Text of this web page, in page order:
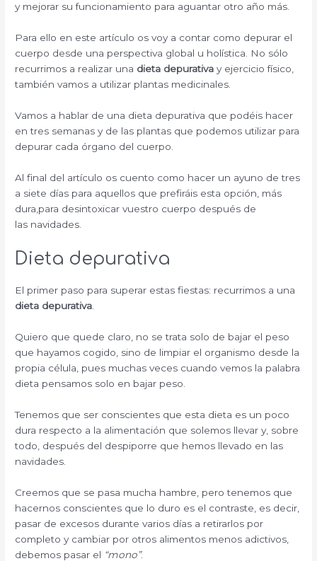
y mejorar su funcionamiento para aguantar otro año más.
Para ello en este artículo os voy a contar como depurar el
cuerpo desde una perspectiva global u holística. No sólo
recurrimos a realizar una dieta depurativa y ejercicio físico,
también vamos a utilizar plantas medicinales.
Vamos a hablar de una dieta depurativa que podéis hacer
en tres semanas y de las plantas que podemos utilizar para
depurar cada órgano del cuerpo.
Al final del artículo os cuento como hacer un ayuno de tres
a siete días para aquellos que prefiráis esta opción, más
dura,para desintoxicar vuestro cuerpo después de
las navidades.
Dieta depurativa
El primer paso para superar estas fiestas: recurrimos a una
dieta depurativa
Quiero que quede claro, no se trata solo de bajar el peso
que hayamos cogido, sino de limpiar el organismo desde la
propia célula, pues muchas veces cuando vemos la palabra
dieta pensamos solo en bajar peso.
Tenemos que ser conscientes que esta dieta es un poco
dura respecto a la alimentación que solemos llevar y, sobre
todo, después del despiporre que hemos llevado en las
navidades.
Creemos que se pasa mucha hambre, pero tenemos que
hacernos conscientes que lo duro es el contraste, es decir,
pasar de excesos durante varios días a retirarlos por
completo y cambiar por otros alimentos menos adictivos,
debemos pasar el “mono”.